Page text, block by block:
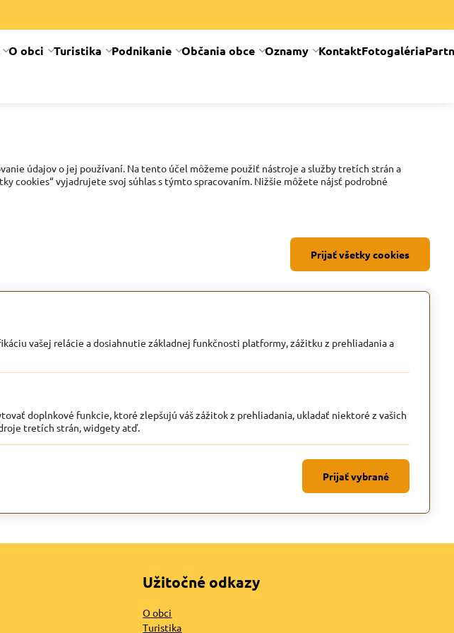
O obci Turistika Podnikanie Občania obce Oznamy KontaktFotogaléria
údajov o jej používaní. Na tento účel môžeme použiť nástroje a služby tretích strán a
cookies“ vyjadrujete svoj súhlas s týmto spracovaním. Nižšie môžete nájsť podrobné
Prijať všetky cookies
vašej relácie a dosiahnutie základnej funkčnosti platformy, zážitku z prehliadania a
doplnkové funkcie, ktoré zlepšujú váš zážitok z prehliadania, ukladať niektoré z vašich
tretích strán, widgety atď.
Prijať vybrané
Užitočné odkazy
O obci
Turistika